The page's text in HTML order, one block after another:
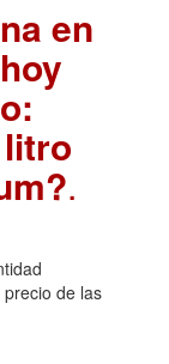
en
.
de las